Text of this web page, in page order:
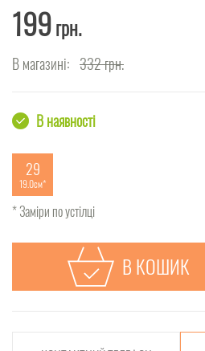
199грн.
В магазині: 332грн.
В наявності
29
19.0см
* Заміри по устілці
В КОШИК